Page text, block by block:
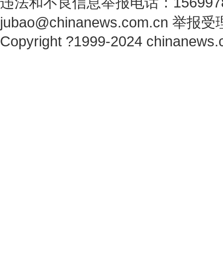
jubao@chinanews.com.cn 举报受
Copyright ?1999-2024